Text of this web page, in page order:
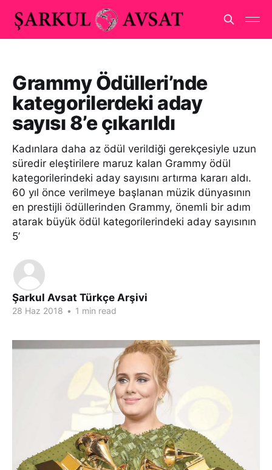
Grammy Ödülleri’nde
kategorilerdeki aday
sayısı 8’e çıkarıldı
Kadınlara daha az ödül verildiği gerekçesiyle uzun
süredir eleştirilere maruz kalan Grammy ödül
kategorilerindeki aday sayısını artırma kararı aldı.
60 yıl önce verilmeye başlanan müzik dünyasının
en prestijli ödüllerinden Grammy, önemli bir adım
atarak büyük ödül kategorilerindeki aday sayısının
5’
Şarkul Avsat Türkçe Arşivi
28 Haz 2018 • 1 min read